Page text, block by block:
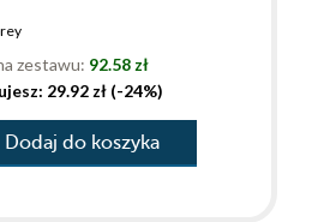
zestawu: 92.58 zł
29.92 zł (-24%)
Dodaj do koszyka